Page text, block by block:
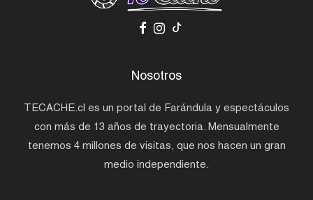
Nosotros
TECACHE.cl es un portal de Farándula y espectáculos
con más de 13 años de trayectoria. Mensualmente
tenemos 4 millones de visitas, que nos hacen un gran
medio independiente.